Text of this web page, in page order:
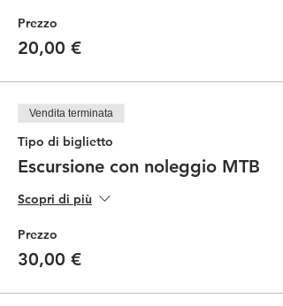
Prezzo
20,00 €
Vendita terminata
Tipo di biglietto
Escursione con noleggio MTB
Scopri di più
Prezzo
30,00 €